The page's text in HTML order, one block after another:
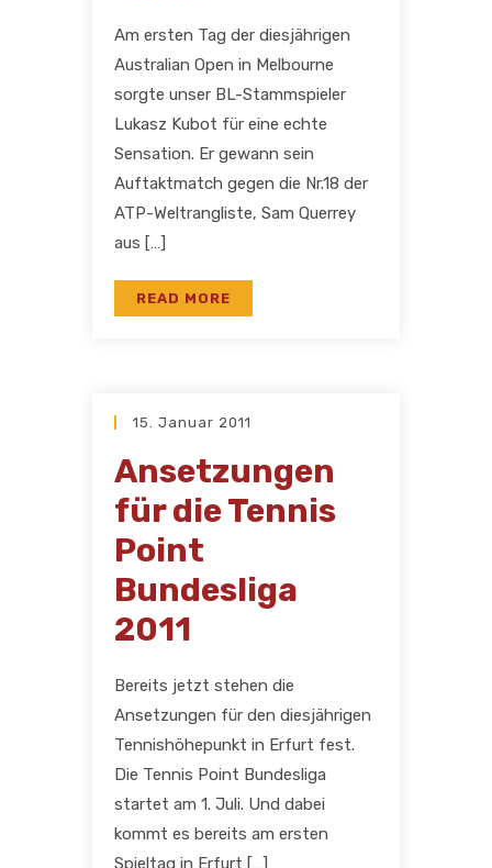
Am ersten Tag der diesjährigen
Australian Open in Melbourne
sorgte unser BL-Stammspieler
Lukasz Kubot für eine echte
Sensation. Er gewann sein
Auftaktmatch gegen die Nr.18 der
ATP-Weltrangliste, Sam Querrey
aus […]
READ MORE
15. Januar 2011
Ansetzungen
für die Tennis
Point
Bundesliga
2011
Bereits jetzt stehen die
Ansetzungen für den diesjährigen
Tennishöhepunkt in Erfurt fest.
Die Tennis Point Bundesliga
startet am 1. Juli. Und dabei
kommt es bereits am ersten
Spieltag in Erfurt […]